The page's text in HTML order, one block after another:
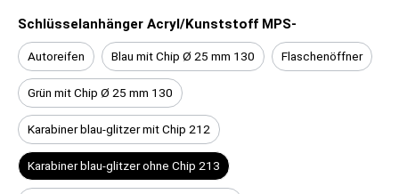
Schlüsselanhänger Acryl/Kunststoff MPS-
Autoreifen Blau mit Chip Ø 25 mm 130 Flaschenöffner
Grün mit Chip Ø 25 mm 130
Karabiner blau-glitzer mit Chip 212
Karabiner blau-glitzer ohne Chip 213